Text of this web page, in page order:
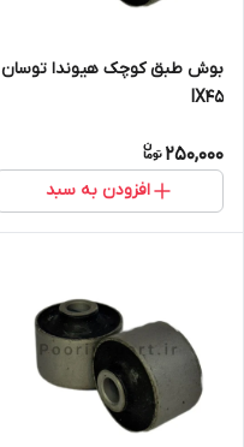
بوش طبق کوچک هیوندا توسان
IX45
250,000
افزودن به سبد